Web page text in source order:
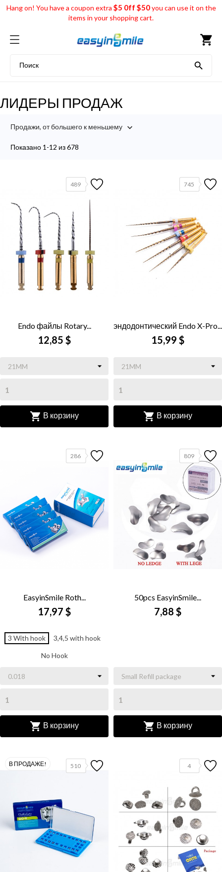
Hang on! You have a coupon extra $5 0ff $50you can use it on the
items in your shopping cart.
shopping_cart

ЛИДЕРЫ ПРОДАЖ
Продажи, от большего к меньшему 
Показано 1-12 из 678
489
Endo файлы Rotary...
12,85 $
 В корзину
745
эндодонтический Endo X-Pro...
15,99 $
 В корзину
286
EasyinSmile Roth...
17,97 $
3 With hook 3,4,5 with hook
No Hook
 В корзину
809
50pcs EasyinSmile...
7,88 $
 В корзину
510
В ПРОДАЖЕ! 4